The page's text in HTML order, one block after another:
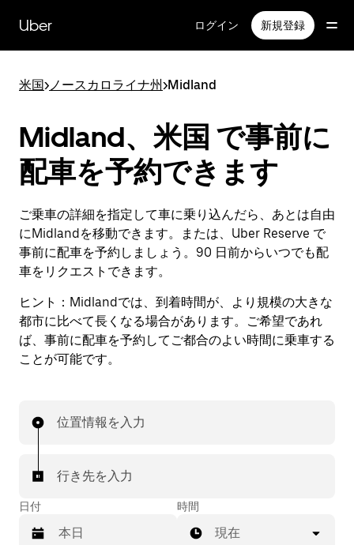
Uber ログイン 新規登録
米国>ノースカロライナ州>Midland
Midland、米国 で事前に
配車を予約できます
ご乗車の詳細を指定して車に乗り込んだら、あとは自由
にMidlandを移動できます。または、Uber Reserve で
事前に配車を予約しましょう。90 日前からいつでも配
車をリクエストできます。
ヒント： Midlandでは、到着時間が、より規模の大きな
都市に比べて長くなる場合があります。ご希望であれ
ば、事前に配車を予約してご都合のよい時間に乗車する
ことが可能です。
位置情報を入力
行き先を入力
日付 時間
現在